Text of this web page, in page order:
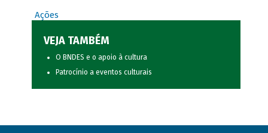
Ações
VEJA TAMBÉM
O BNDES e o apoio à cultura
Patrocínio a eventos culturais